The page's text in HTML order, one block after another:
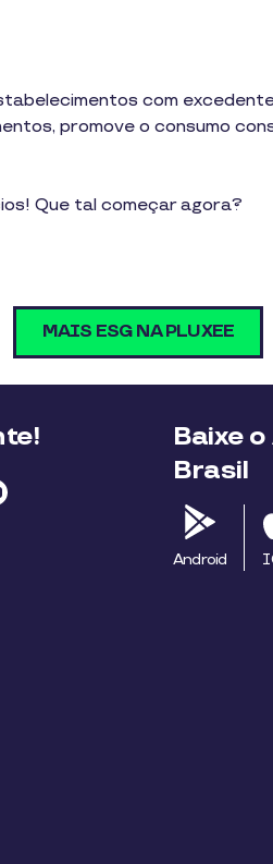
com
promove o consumo
Que tal começar agora?
MAIS ESG NA PLUXEE
Baixe
Brasil
Android